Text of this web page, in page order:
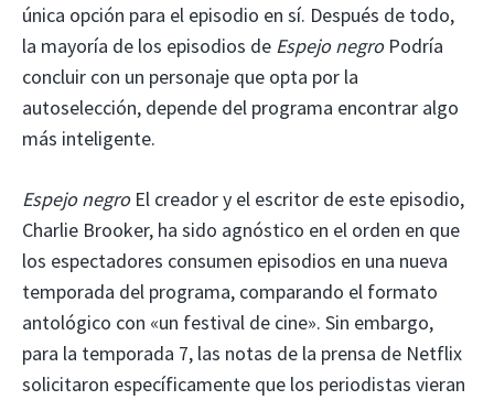
única opción para el episodio en sí. Después de todo,
la mayoría de los episodios de Espejo negroPodría
concluir con un personaje que opta por la
autoselección, depende del programa encontrar algo
más inteligente.
Espejo negroEl creador y el escritor de este episodio,
Charlie Brooker, ha sido agnóstico en el orden en que
los espectadores consumen episodios en una nueva
temporada del programa, comparando el formato
antológico con «un festival de cine». Sin embargo,
para la temporada 7, las notas de la prensa de Netflix
solicitaron específicamente que los periodistas vieran